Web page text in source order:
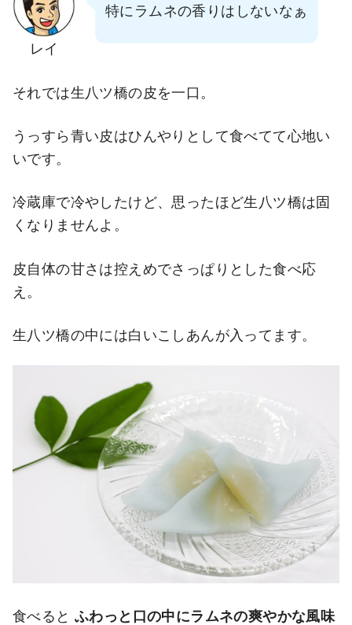
レイ
特にラムネの香りはしないなぁ
それでは生八ツ橋の皮を一口。
うっすら青い皮はひんやりとして食べてて心地い
いです。
冷蔵庫で冷やしたけど、思ったほど生八ツ橋は固
くなりませんよ。
皮自体の甘さは控えめでさっぱりとした食べ応
え。
生八ツ橋の中には白いこしあんが入ってます。
食べると ふわっと口の中にラムネの爽やかな風味